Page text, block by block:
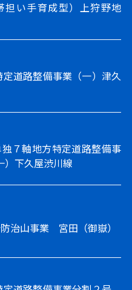
担い手育成型）上狩野地
道路整備事業（一）津久
７軸地方特定道路整備事
下久屋渋川線
治山事業 宮田（御嶽）